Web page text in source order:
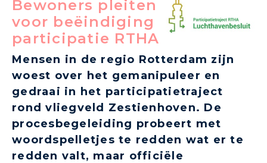
Bewoners pleiten
voor beëindiging
participatie RTHA
Mensen in de regio Rotterdam zijn
woest over het gemanipuleer en
gedraai in het participatietraject
rond vliegveld Zestienhoven. De
procesbegeleiding probeert met
woordspelletjes te redden wat er te
redden valt, maar officiële